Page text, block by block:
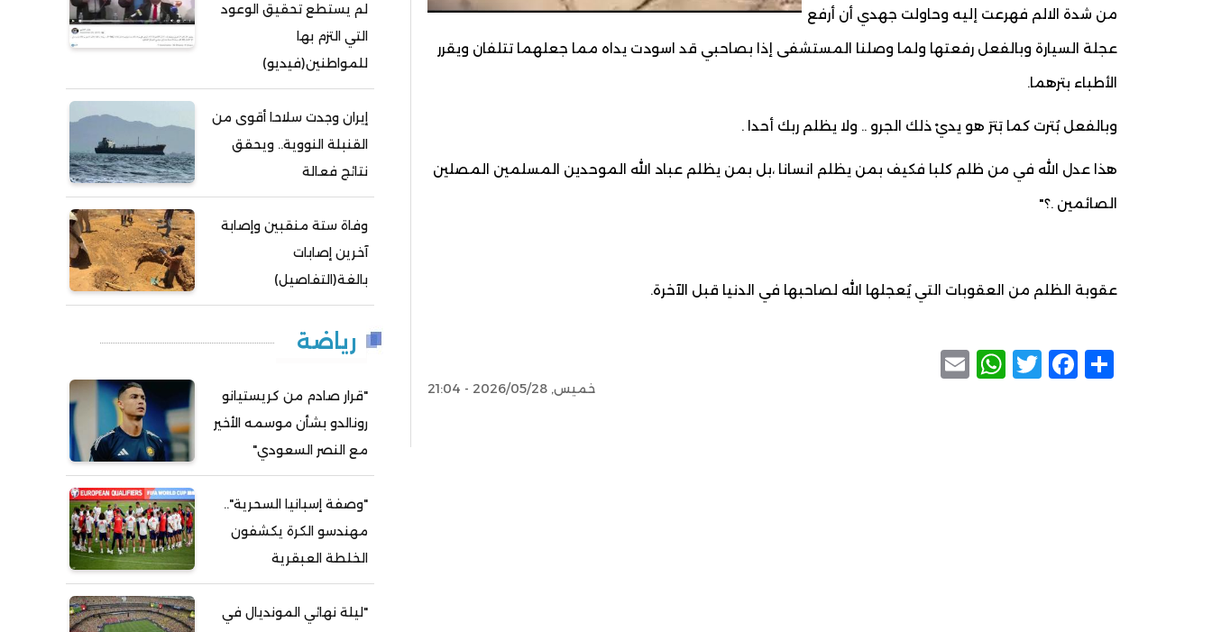
من شدة الالم فهرعت إليه وحاولت جهدي أن أرفع
عجلة السيارة وبالفعل رفعتها ولما وصلنا المستشفى إذا بصاحبي قد اسودت يداه مما جعلهما تتلفان ويقرر
الأطباء بترهما.
وبالفعل بُترت كما بَترَ هو يديْ ذلك الجرو .. ولا يظلم ربك أحدا .
هذا عدل الله في من ظلم كلبا فكيف بمن يظلم انسانا ،بل بمن يظلم عباد الله الموحدين المسلمين المصلين
الصائمين .؟"
عقوبة الظلم من العقوبات التي يُعجلها الله لصاحبها في الدنيا قبل الآخرة.
Share
Facebook
Twitter
WhatsApp
خميس, 2026/05/28 - 21:04
لم يستطع تحقيق الوعود
التي التزم بها
للمواطنين(فيديو)
إيران وجدت سلاحا أقوى من
القنبلة النووية.. ويحقق
نتائج فعالة
وفاة ستة منقبين وإصابة
آخرين إصابات
بالغة(التفاصيل)
رياضة
"قرار صادم من كريستيانو
رونالدو بشأن موسمه الأخير
مع النصر السعودي"
"وصفة إسبانيا السحرية"..
مهندسو الكرة يكشفون
الخلطة العبقرية
"ليلة نهائي المونديال في